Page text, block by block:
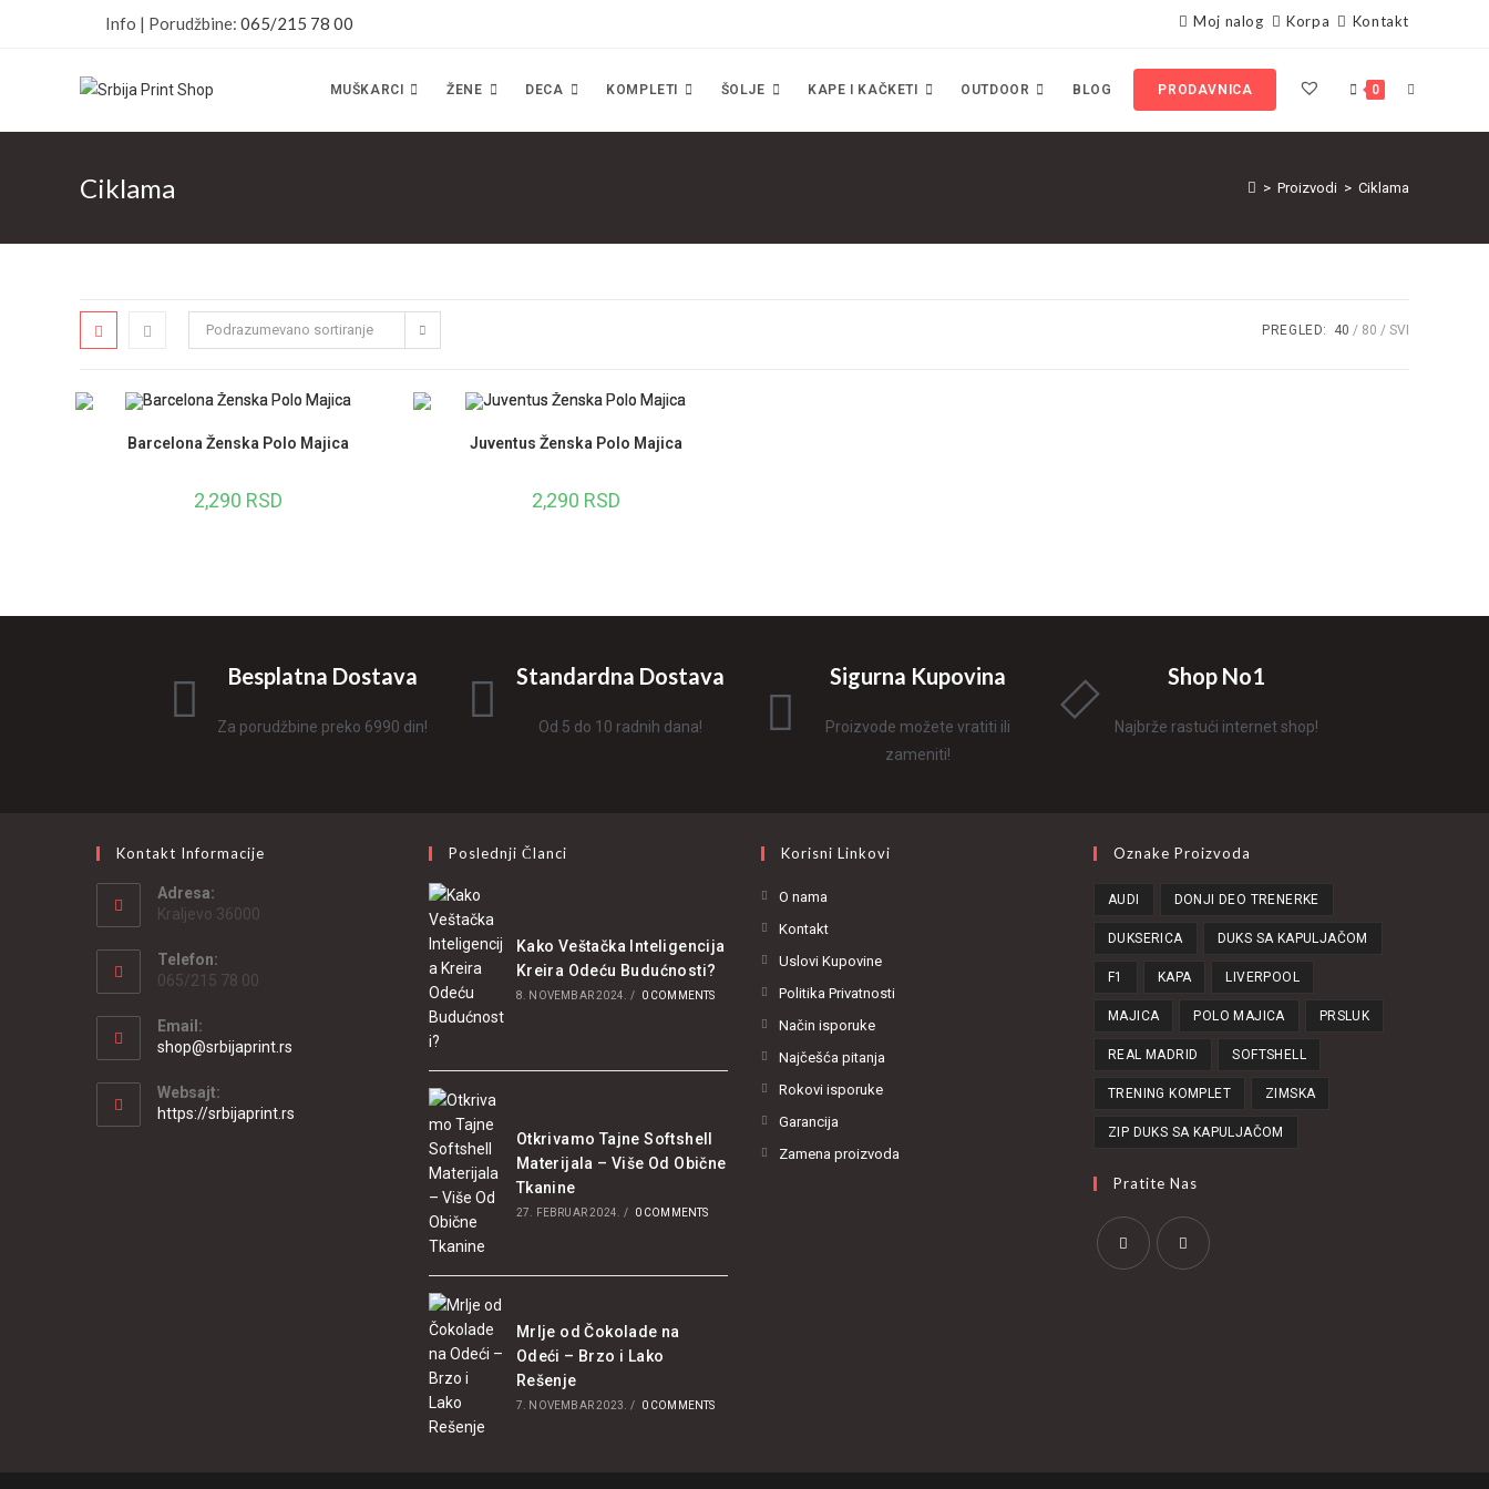
Info | Porudžbine: 065/215 78 00 Moj nalog Korpa Kontakt
MUŠKARCI ŽENE DECA KOMPLETI ŠOLJE KAPE I KAČKETI OUTDOOR BLOG PRODAVNICA 0
Ciklama > Proizvodi > Ciklama
Podrazumevano sortiranje PREGLED: 40 80 SVI
Barcelona Ženska Polo Majica
2,290 RSD
Juventus Ženska Polo Majica
2,290 RSD
Besplatna Dostava
Za porudžbine preko 6990 din!
Standardna Dostava
Od 5 do 10 radnih dana!
Sigurna Kupovina
Proizvode možete vratiti ili
zameniti!
Shop No1
Najbrže rastući internet shop!
Kontakt Informacije
Adresa:
Kraljevo 36000
Telefon:
065/215 78 00
Email:
shop@srbijaprint.rs
Websajt:
https://srbijaprint.rs
Poslednji Članci
Kako Veštačka Inteligencija
Kreira Odeću Budućnosti?
8. NOVEMBAR 2024. / 0 COMMENTS
Otkrivamo Tajne Softshell
Materijala – Više Od Obične
Tkanine
27. FEBRUAR 2024. / 0 COMMENTS
Mrlje od Čokolade na
Odeći – Brzo i Lako
Rešenje
7. NOVEMBAR 2023. / 0 COMMENTS
Korisni Linkovi
O nama
Kontakt
Uslovi Kupovine
Politika Privatnosti
Način isporuke
Najčešća pitanja
Rokovi isporuke
Garancija
Zamena proizvoda
Oznake Proizvoda
AUDI DONJI DEO TRENERKE
DUKSERICA DUKS SA KAPULJAČOM
F1 KAPA LIVERPOOL
MAJICA POLO MAJICA PRSLUK
REAL MADRID SOFTSHELL
TRENING KOMPLET ZIMSKA
ZIP DUKS SA KAPULJAČOM
Pratite Nas